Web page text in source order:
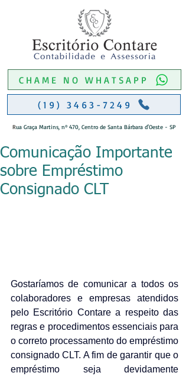
CHAME NO WHATSAPP
(19) 3463-7249
Rua Graça Martins, nº 470, Centro de Santa Bárbara d'Oeste - SP
Comunicação Importante
sobre Empréstimo
Consignado CLT
Gostaríamos de comunicar a todos os
colaboradores e empresas atendidos
pelo Escritório Contare a respeito das
regras e procedimentos essenciais para
o correto processamento do empréstimo
consignado CLT. A fim de garantir que o
empréstimo seja devidamente